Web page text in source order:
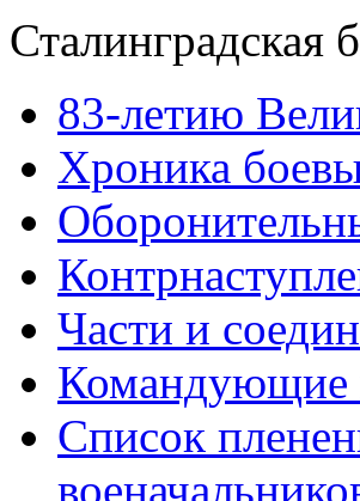
Сталинградская
83-летию
Хроника
Части и
Командующие
Список